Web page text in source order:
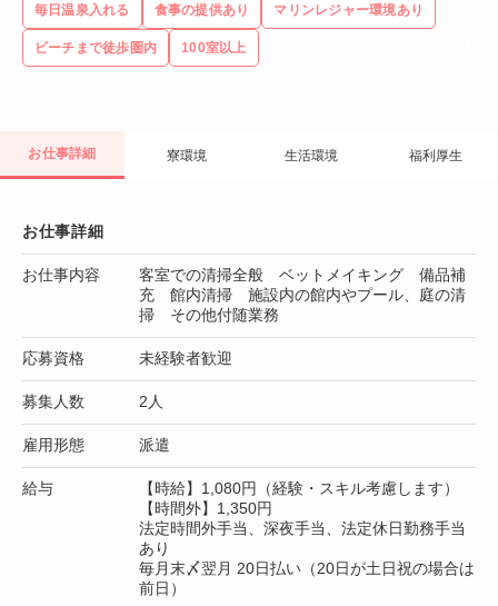
毎日温泉入れる 食事の提供あり マリンレジャー環境あり
ビーチまで徒歩圏内 100室以上
お仕事詳細 寮環境 生活環境 福利厚生
お仕事詳細
お仕事内容
客室での清掃全般 ベットメイキング 備品補
充 館内清掃 施設内の館内やプール、庭の清
掃 その他付随業務
応募資格 未経験者歓迎
募集人数 2人
雇用形態 派遣
給与
【時給】1,080円（経験・スキル考慮します）
【時間外】1,350円
法定時間外手当、深夜手当、法定休日勤務手当
あり
毎月末〆翌月 20日払い（20日が土日祝の場合は
前日）